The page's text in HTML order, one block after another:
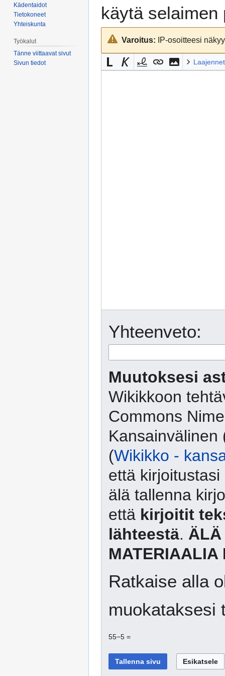
käytä selaimen
Varoitus: IP-osoitteesi
Yhteenveto:
Muutoksesi
Wikikkoon
Commons
Kansainvälinen
(Wikikko -
että
älä tallenna
että kirjoitit
lähteestä. ÄLÄ
MATERIAALIA
Ratkaise alla
muokataksesi
55−5 =
Kädentaidot
Tietokoneet
Yhteiskunta
Työkalut
Tänne viittaavat sivut
Sivun tiedot